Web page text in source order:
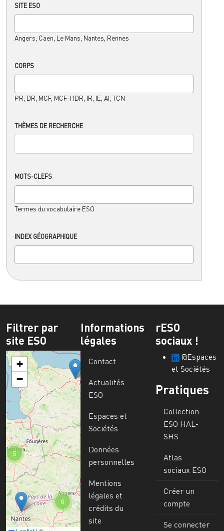
SITE ESO
Angers, Caen, Le Mans, Nantes, Rennes
CORPS
PR, DR, MCF, MCF-HDR, IR, IE, AI, TCN
THÈMES DE RECHERCHE
MOTS-CLEFS
Termes du vocabulaire ESO
INDEX GÉOGRAPHIQUE
Filtrer par
site ESO
6
5
+
−
Informations
légales
Contact
Actualités
ESO
Espaces et
Sociétés
Données
personnelles
Mentions
légales et
crédits du
site
rESO
sociaux !
@Espaces
et Sociétés
Pratiques
Collection
ESO HAL-
SHS
Atlas
sociaux ESO
Créer un
compte
Se connecter